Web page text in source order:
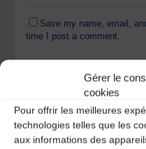
Gérer le
cookies
Pour offrir les meilleures
technologies telles que les
aux informations des
Save my name, email,
time I post a comment.
Ce site utilise Akismet
commentaires sont traitées